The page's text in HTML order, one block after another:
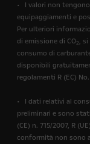
• I valori non
equipaggiamenti e
Per ulteriori
di emissione di CO2, si
consumo di
disponibili
regolamenti R (EC)
• I dati relativi al
preliminari e sono
(CE) n. 715/2007, R
conformità non sono